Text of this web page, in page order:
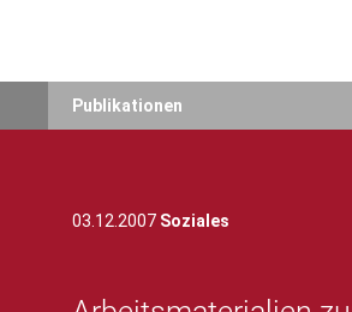
Publikationen
03.12.2007 Soziales